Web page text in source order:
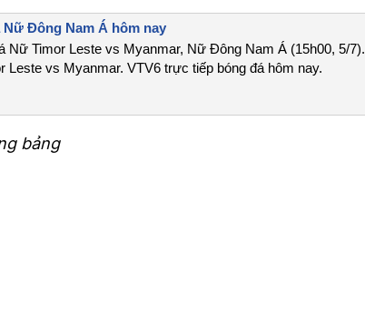
Đông Nam Á hôm nay
Nữ Timor Leste vs Myanmar, Nữ Đông Nam Á (15h00, 5/7).
Leste vs Myanmar. VTV6 trực tiếp bóng đá hôm nay.
bảng